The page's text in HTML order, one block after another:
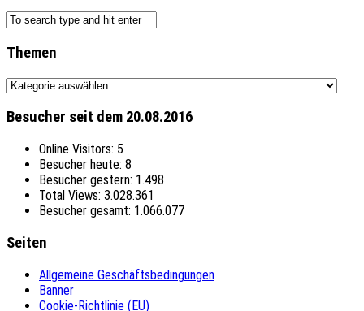
Themen
Themen
Besucher seit dem 20.08.2016
Online Visitors: 5
Besucher heute: 8
Besucher gestern: 1.498
Total Views: 3.028.361
Besucher gesamt: 1.066.077
Seiten
Allgemeine Geschäftsbedingungen
Banner
Cookie-Richtlinie (EU)